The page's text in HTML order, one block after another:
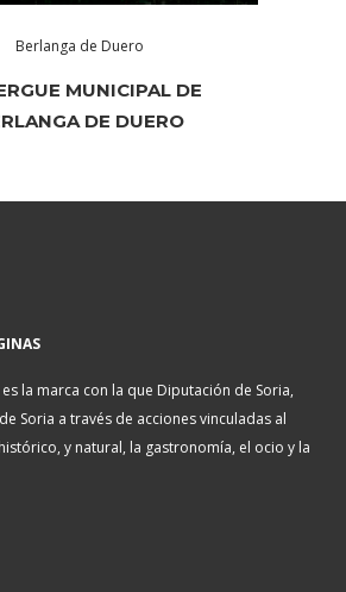
Berlanga de Duero
MUNICIPAL DE
DE DUERO
la marca con la que Diputación de Soria,
Soria a través de acciones vinculadas al
y natural, la gastronomía, el ocio y la